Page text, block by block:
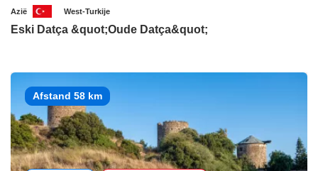
Azië West-Turkije
Eski Datça &quot;Oude Datça&quot;
Afstand 58 km